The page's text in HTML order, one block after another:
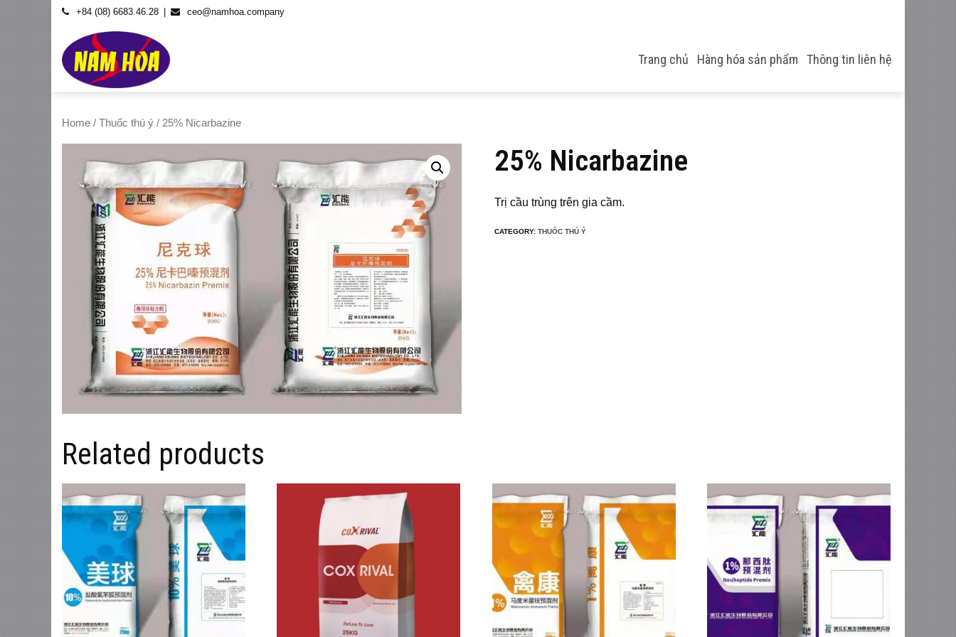
Skip
content
+84 (08) 6683.46.28 ceo@namhoa.company
Trang chủ Hàng hóa sản phẩm Thông tin liên hệ
Home / Thuốc thú ý / 25% Nicarbazine
25% Nicarbazine
Trị cầu trùng trên gia cầm.
CATEGORY:THUỐC THÚ Ý
Related products